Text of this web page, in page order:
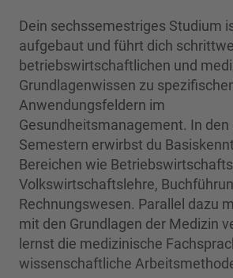
Dein sechssemestriges Studium
aufgebaut und führt dich
betriebswirtschaftlichen und
Grundlagenwissen zu
Anwendungsfeldern im
Gesundheitsmanagement. In den
Semestern erwirbst du
Bereichen wie
Volkswirtschaftslehre,
Rechnungswesen. Parallel dazu
mit den Grundlagen der Medizin
lernst die medizinische
wissenschaftliche